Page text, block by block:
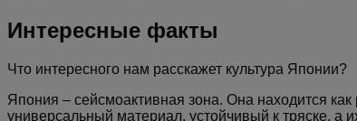
Интересные факты
Что интересного нам расскажет культура Японии?
Япония – сейсмоактивная зона. Она находится
универсальный материал, устойчивый к тряске, а